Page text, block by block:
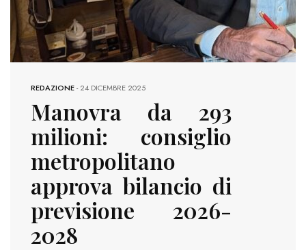
REDAZIONE-24 DICEMBRE 2025
Manovra da 293
milioni: consiglio
metropolitano
approva bilancio di
previsione 2026-
2028